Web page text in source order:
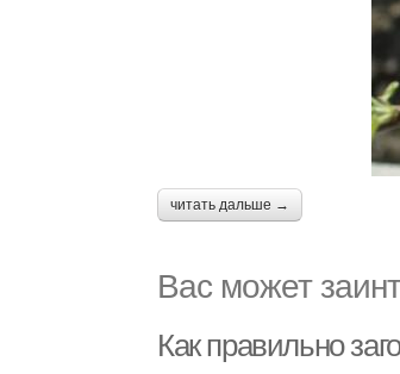
читать дальше →
Вас может
Как правильно